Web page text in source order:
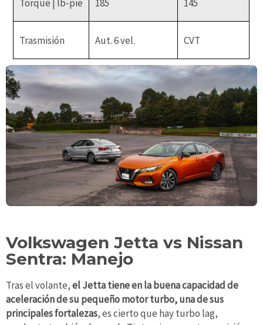
Torque | lb-pie 185 145
Trasmisión Aut. 6 vel. CVT
Volkswagen Jetta vs Nissan
Sentra: Manejo
Tras el volante,el Jetta tiene en la buena capacidad de
aceleración de su pequeño motor turbo, una de sus
principales fortalezas, es cierto que hay turbo lag,